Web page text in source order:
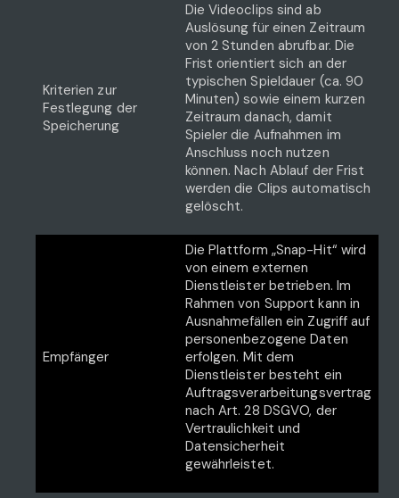
Kriterien zur
Festlegung der
Speicherung
Die Videoclips sind ab
Auslösung für einen Zeitraum
von 2 Stunden abrufbar. Die
Frist orientiert sich an der
typischen Spieldauer (ca. 90
Minuten) sowie einem kurzen
Zeitraum danach, damit
Spieler die Aufnahmen im
Anschluss noch nutzen
können. Nach Ablauf der Frist
werden die Clips automatisch
gelöscht.
Empfänger
Die Plattform „Snap-Hit“ wird
von einem externen
Dienstleister betrieben. Im
Rahmen von Support kann in
Ausnahmefällen ein Zugriff auf
personenbezogene Daten
erfolgen. Mit dem
Dienstleister besteht ein
Auftragsverarbeitungsvertrag
nach Art. 28 DSGVO, der
Vertraulichkeit und
Datensicherheit
gewährleistet.